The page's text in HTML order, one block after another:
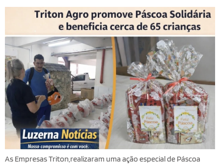
As Empresas Triton,realizaram uma ação especial de Páscoa